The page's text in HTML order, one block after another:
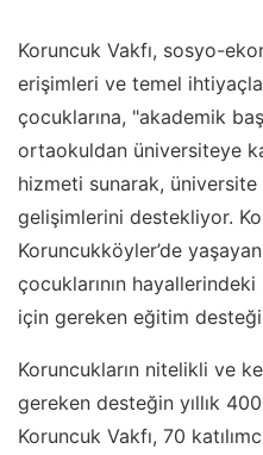
Koruncuk Vakfı, sosyo-
erişimleri ve temel
çocuklarına, "akademik
ortaokuldan üniversiteye
hizmeti sunarak,
gelişimlerini destekliyor.
Koruncukköyler’de
çocuklarının
için gereken eğitim
Koruncukların nitelikli ve
gereken desteğin yıllık
Koruncuk Vakfı, 70